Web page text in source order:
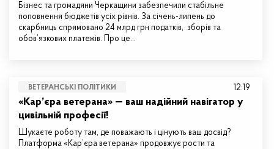
Бізнес та громадяни Черкащини забезпечили стабільне
поповнення бюджетів усіх рівнів. За січень-липень до
скарбниць спрямовано 24 млрд грн податків, зборів та
обов’язкових платежів. Про це…
ВЕТЕРАНСЬКІ ПОЛІТИКИ
«Кар’єра ветерана» — ваш надійний навігатор у
цивільній професії!
Шукаєте роботу там, де поважають і цінують ваш досвід?
Платформа «Кар’єра ветерана» продовжує рости та
12:19